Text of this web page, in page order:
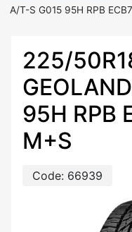
A/T-S G015 95H RPB
225/
95H RPB
M+S
Code: 66939